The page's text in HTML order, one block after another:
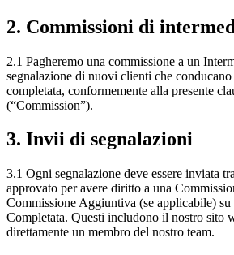
2. Commissioni di
2.1 Pagheremo una commissione a un
segnalazione di nuovi clienti che conducano
completata, conformemente alla presente
(“Commission”).
3. Invii di segnalazioni
3.1 Ogni segnalazione deve essere inviata
approvato per avere diritto a una
Commissione Aggiuntiva (se applicabile) su
Completata. Questi includono il nostro sito
direttamente un membro del nostro team.